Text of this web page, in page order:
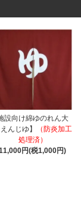
設向け綿ゆのれん大
えんじゆ】
（防炎加工
処理済）
円(税1,000円)